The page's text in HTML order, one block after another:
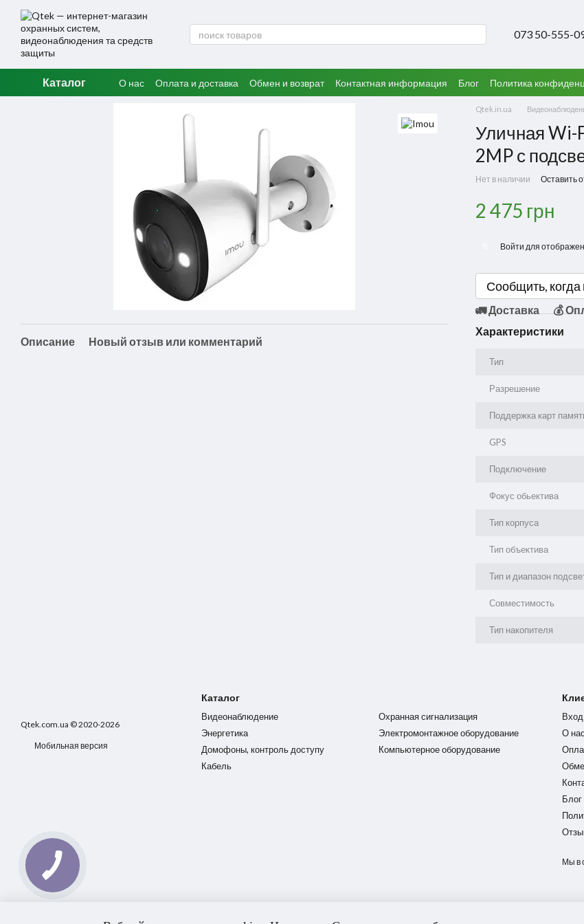
Перейти к основному контенту
073 50-555-
Каталог О нас Оплата и доставка Обмен и возврат Контактная информация Блог Политика
Описание Новый отзыв или комментарий
Qtek.in.ua
Уличная Wi-
2MP с
Нет в наличии Оставить
2 475 грн
Войти для
Сообщить, когда
🚛 Доставка 💰
Характеристики
Тип
Разрешение
Поддержка карт
GPS
Подключение
Фокус обьектива
Тип корпуса
Тип объектива
Тип и диапазон
Совместимость
Тип накопителя
Qtek.com.ua © 2020-2026
Мобильная версия
Каталог
Видеонаблюдение
Энергетика
Домофоны, контроль доступу
Кабель
Охранная сигнализация
Электромонтажное оборудование
Компьютерное оборудование
О нас
Блог
Мы в